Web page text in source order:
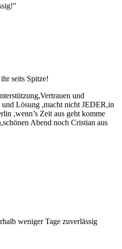
"
seits Spitze!
und
Lösung ,macht nicht JEDER,in
,wenn’s Zeit aus geht komme
Abend noch Cristian aus
weniger Tage zuverlässig